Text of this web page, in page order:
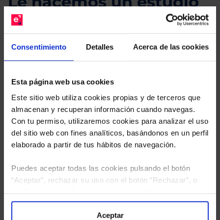
Consentimiento Detalles Acerca de las cookies
Esta página web usa cookies
Este sitio web utiliza cookies propias y de terceros que
almacenan y recuperan información cuando navegas.
Con tu permiso, utilizaremos cookies para analizar el uso
del sitio web con fines analíticos, basándonos en un perfil
elaborado a partir de tus hábitos de navegación.
Puedes aceptar todas las cookies pulsando el botón
“Aceptar”, rechazar su uso con el botón “Rechazar”, o
“Configuración”. Consulta nuestraPolítica
para más información.
Aceptar
gratuito de su cartera.
Descárguese el archivo e indíquenos los ISINs de
Limpias con las que podrá ahorrar en sus costes.